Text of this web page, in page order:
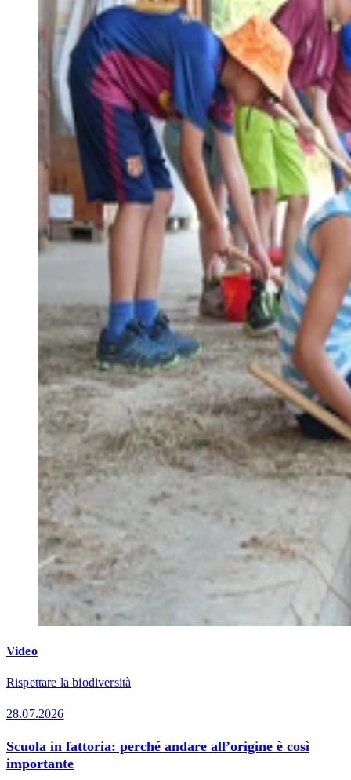
Video
Rispettare la biodiversità
28.07.2026
Scuola in fattoria: perché andare all’origine è così
importante